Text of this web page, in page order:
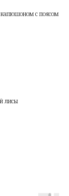
с поясом
лисы